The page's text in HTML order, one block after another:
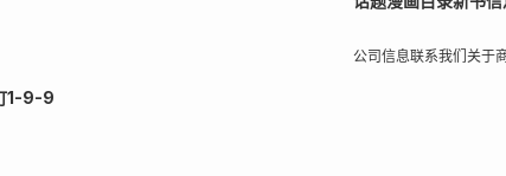
1-9-9
公司信息联系我们 关于